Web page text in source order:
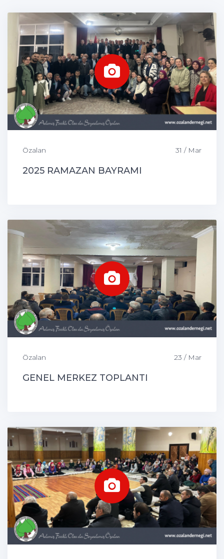
Özalan 31 / Mar
2025 RAMAZAN BAYRAMI
Özalan 23 / Mar
GENEL MERKEZ TOPLANTI